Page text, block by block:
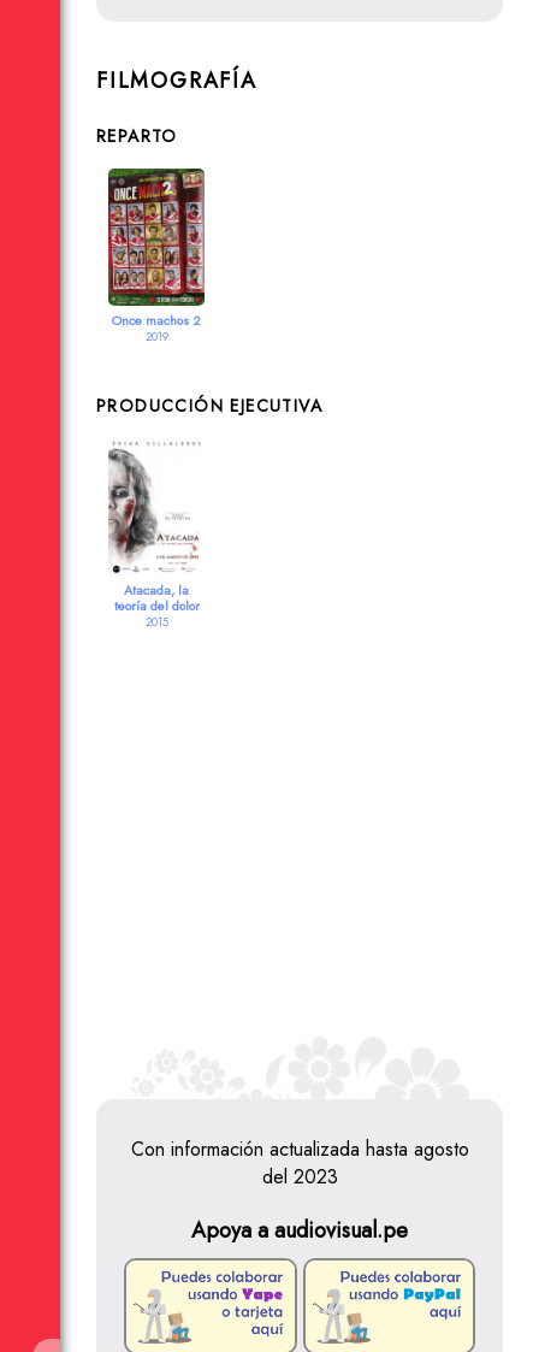
FILMOGRAFÍA
REPARTO
Once machos 2
2019
PRODUCCIÓN EJECUTIVA
Atacada, la
teoría del dolor
2015
Con información actualizada hasta agosto
del 2023
Apoya a audiovisual.pe